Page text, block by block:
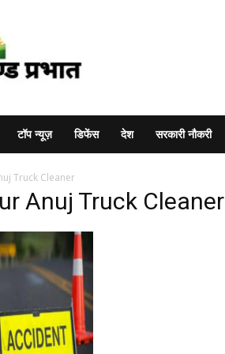
टॉप न्यूज़ डिफेंस देश सरकारी नौकरी
Truck Cleaner
Anuj Truck Cleaner